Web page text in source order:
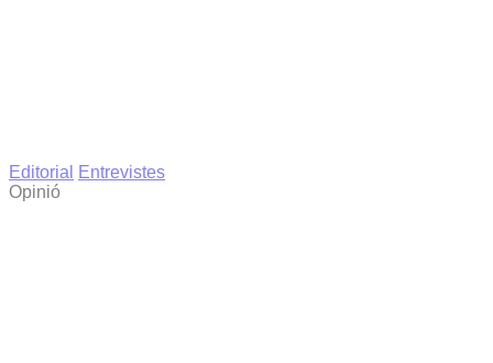
Editorial
Entrevistes
Opinió